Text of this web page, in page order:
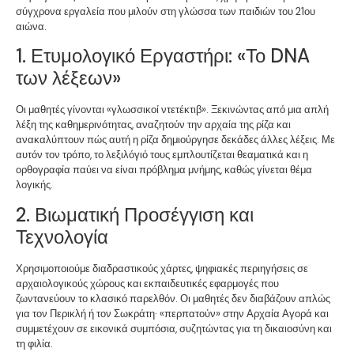
σύγχρονα εργαλεία που μιλούν στη γλώσσα των παιδιών του 21ου
αιώνα.
1. Ετυμολογικό Εργαστήρι: «Το DNA
των λέξεων»
Οι μαθητές γίνονται «γλωσσικοί ντετέκτιβ». Ξεκινώντας από μια απλή
λέξη της καθημερινότητας, αναζητούν την αρχαία της ρίζα και
ανακαλύπτουν πώς αυτή η ρίζα δημιούργησε δεκάδες άλλες λέξεις. Με
αυτόν τον τρόπο, το λεξιλόγιό τους εμπλουτίζεται θεαματικά και η
ορθογραφία παύει να είναι πρόβλημα μνήμης, καθώς γίνεται θέμα
λογικής.
2. Βιωματική Προσέγγιση και
Τεχνολογία
Χρησιμοποιούμε διαδραστικούς χάρτες, ψηφιακές περιηγήσεις σε
αρχαιολογικούς χώρους και εκπαιδευτικές εφαρμογές που
ζωντανεύουν το κλασικό παρελθόν. Οι μαθητές δεν διαβάζουν απλώς
για τον Περικλή ή τον Σωκράτη· «περπατούν» στην Αρχαία Αγορά και
συμμετέχουν σε εικονικά συμπόσια, συζητώντας για τη δικαιοσύνη και
τη φιλία.